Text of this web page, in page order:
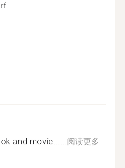
and movie......阅读更多